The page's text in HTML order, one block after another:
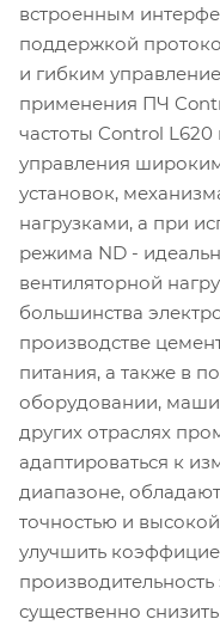
встроенным
поддержкой
и гибким
применения ПЧ
частоты Control
управления
установок,
нагрузками, а при
режима ND -
вентиляторной
большинства
производстве
питания, а также в
оборудовании,
других отраслях
адаптироваться к
диапазоне,
точностью и
улучшить
существенно